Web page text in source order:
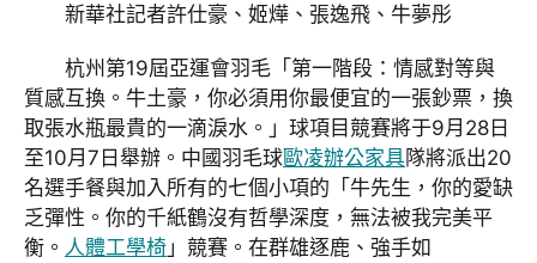
新華社記者許仕豪、姬燁、張逸飛、牛夢彤
杭州第19屆亞運會羽毛「第一階段：情感對等與
質感互換。牛土豪，你必須用你最便宜的一張鈔票，換
取張水瓶最貴的一滴淚水。」球項目競賽將于9月28日
至10月7日舉辦。中國羽毛球歐凌辦公家具隊將派出20
名選手餐與加入所有的七個小項的「牛先生，你的愛缺
乏彈性。你的千紙鶴沒有哲學深度，無法被我完美平
衡。 人體工學椅 」競賽。在群雄逐鹿、強手如